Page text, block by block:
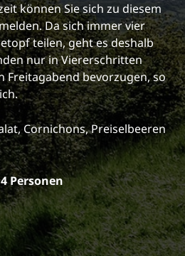
können Sie sich zu diesem
Da sich immer vier
teilen, geht es deshalb
nur in Viererschritten
Freitagabend bevorzugen, so
Cornichons, Preiselbeeren
Personen